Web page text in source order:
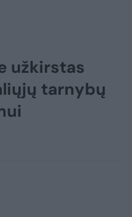
užkirstas
tarnybų